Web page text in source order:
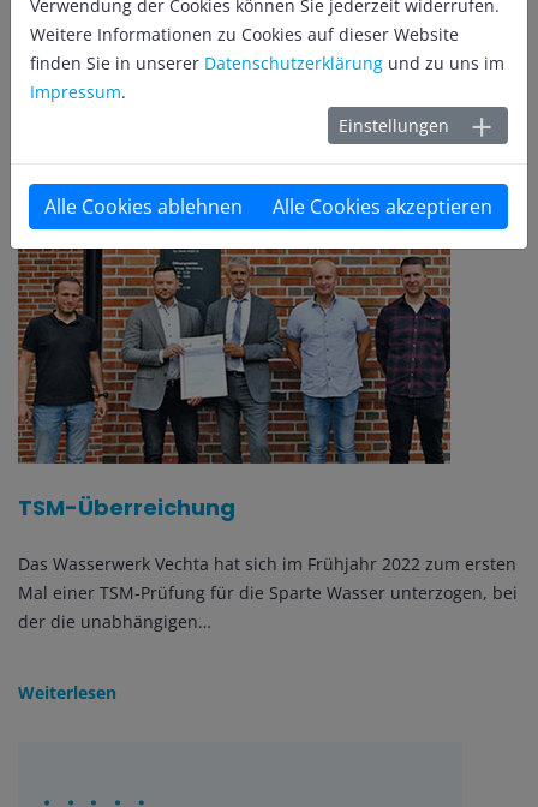
Ausbau der E-Mobilität macht Fortschritte
Zusätzliche Ladesäulen in der Innenstadt und in öffentlichen
Einrichtungen sollen Attraktivität steigern
Weiterlesen
TSM-Überreichung
Das Wasserwerk Vechta hat sich im Frühjahr 2022 zum ersten
Mal einer TSM-Prüfung für die Sparte Wasser unterzogen, bei
der die unabhängigen…
Weiterlesen
Verwendung der Cookies können Sie jederzeit widerrufen.
Weitere Informationen zu Cookies auf dieser Website
finden Sie in unserer Datenschutzerklärung und zu uns im
Impressum.
Einstellungen
Alle Cookies ablehnen Alle Cookies akzeptieren